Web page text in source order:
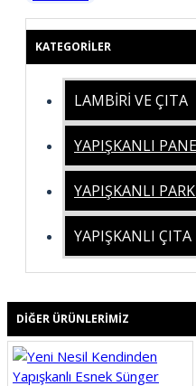
KATEGORILER
LAMBİRİ VE ÇITA
YAPIŞKANLI
YAPIŞKANLI
YAPIŞKANLI ÇITA
DIĞER ÜRÜNLERIMIZ